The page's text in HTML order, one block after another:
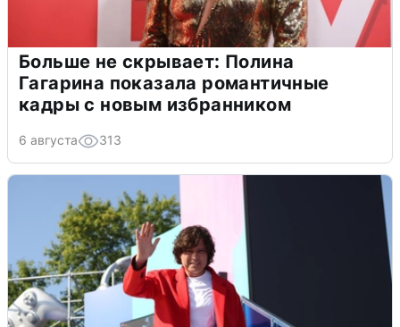
Больше не скрывает: Полина
Гагарина показала романтичные
кадры с новым избранником
6 августа 313